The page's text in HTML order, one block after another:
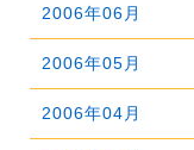
2010年01月
2009年02月
2009年01月
2008年03月
2008年02月
2008年01月
2006年06月
2006年05月
2006年04月